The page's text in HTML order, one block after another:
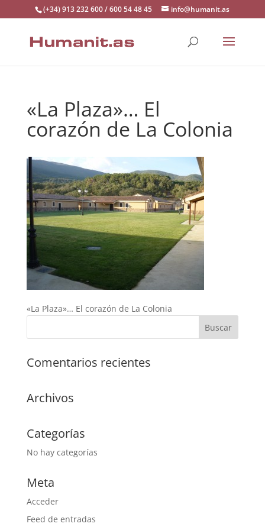
(+34) 913 232 600 / 600 54 48 45 info@humanit.as
«La Plaza»… El
corazón de La Colonia
«La Plaza»… El corazón de La Colonia
Comentarios recientes
Archivos
Categorías
No hay categorías
Meta
Acceder
Feed de entradas